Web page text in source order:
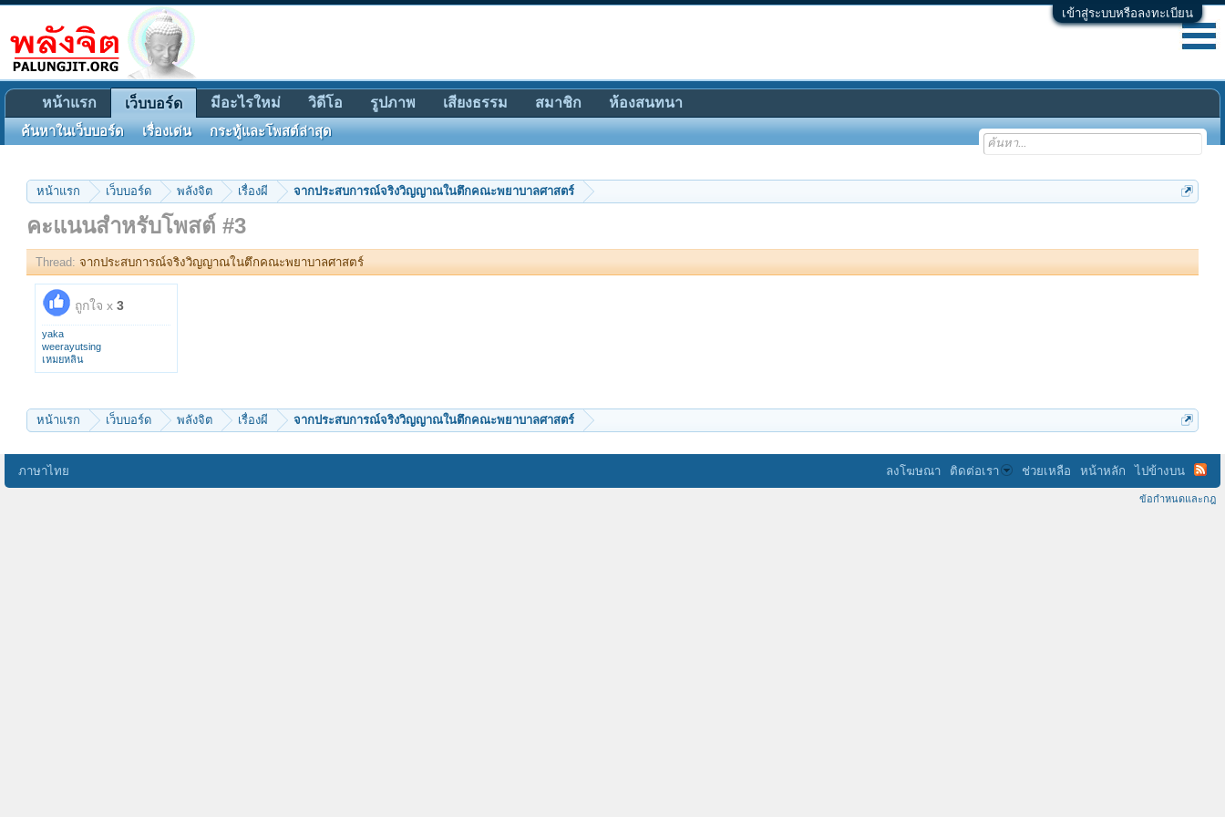
เข้าสู่ระบบหรือลงทะเบียน
หน้าแรก เว็บบอร์ด พลังจิต เรื่องผี จากประสบการณ์จริงวิญญาณในตึกคณะพยาบาลศาสตร์
คะแนนสำหรับโพสต์ #3
Thread: จากประสบการณ์จริงวิญญาณในตึกคณะพยาบาลศาสตร์
ถูกใจ x 3
yaka
weerayutsing
เหมยหลิน
หน้าแรก เว็บบอร์ด พลังจิต เรื่องผี จากประสบการณ์จริงวิญญาณในตึกคณะพยาบาลศาสตร์
หน้าแรก เว็บบอร์ด
ค้นหาในเว็บบอร์ด เรื่องเด่น กระทู้และโพสต์ล่าสุด
มีอะไรใหม่ วิดีโอ รูปภาพ เสียงธรรม สมาชิก ห้องสนทนา
ภาษาไทย ลงโฆษณา ติดต่อเรา ช่วยเหลือ หน้าหลัก ไปข้างบน
ข้อกำหนดและกฎ